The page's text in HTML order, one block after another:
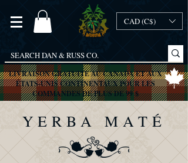
CAD (C$)
LIVRAISON GRATUITE AU CANADA ET AUX
ÉTATS-UNIS CONTINENTAUX POUR LES
COMMANDES DE PLUS DE 99 $
YERBA MATÉ